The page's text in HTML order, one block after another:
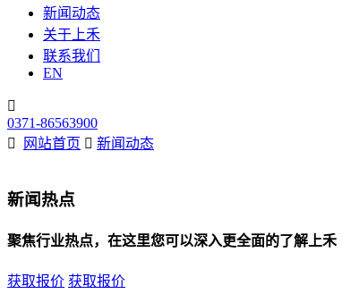
新闻动态
关于上禾
联系我们
EN

0371-86563900

网站首页  新闻动态
新闻热点
聚焦行业热点，在这里您可以深入更全面的了解上禾
获取报价 获取报价